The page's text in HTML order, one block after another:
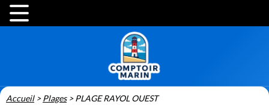
Accueil>Plages>PLAGE RAYOL OUEST